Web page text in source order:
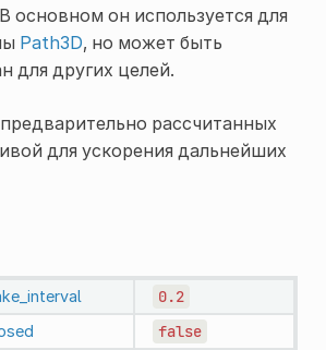
основном он используется для
Path3D, но может быть
для других целей.
рассчитанных
для ускорения дальнейших
0.2
false